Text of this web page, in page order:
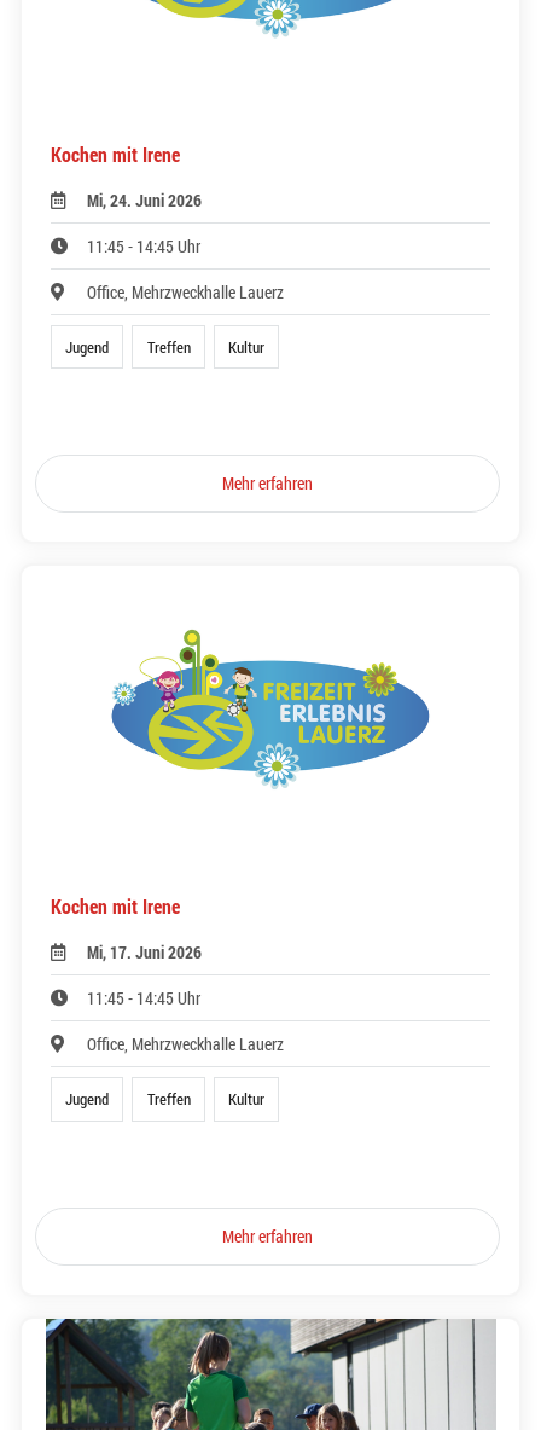
Kochen mit Irene
Mi, 24. Juni 2026
11:45 - 14:45 Uhr
Office, Mehrzweckhalle Lauerz
Jugend Treffen Kultur
Mehr erfahren
Kochen mit Irene
Mi, 17. Juni 2026
11:45 - 14:45 Uhr
Office, Mehrzweckhalle Lauerz
Jugend Treffen Kultur
Mehr erfahren